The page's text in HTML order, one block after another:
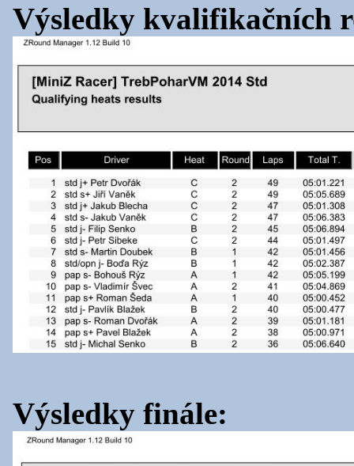
Výsledky kvalifikačních
Výsledky finále: